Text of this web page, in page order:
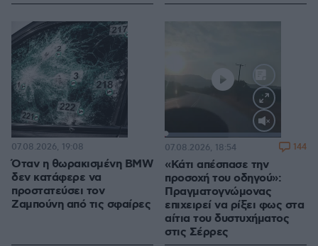
Όταν η θωρακισμένη BMW
δεν κατάφερε να
προστατεύσει τον
Ζαμπούνη από τις σφαίρες
07.08.2026, 19:08
Loaded:
100.00%
«Κάτι απέσπασε την
προσοχή του οδηγού»:
Πραγματογνώμονας
επιχειρεί να ρίξει φως στα
αίτια του δυστυχήματος
στις Σέρρες
07.08.2026, 18:54 144